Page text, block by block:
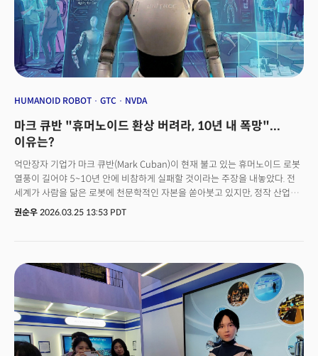
HUMANOID ROBOT GTC NVDA
마크 큐반 "휴머노이드 환상 버려라, 10년 내 폭망"...
이유는?
억만장자 기업가 마크 큐반(Mark Cuban)이 현재 불고 있는 휴머노이드 로봇
열풍이 길어야 5~10년 안에 비참하게 실패할 것이라는 주장을 내놓았다. 전
세계가 사람을 닮은 로봇에 천문학적인 자본을 쏟아붓고 있지만, 정작 산업
현장의 냉정한 현실과 글로벌 빅테크들의 기술 진화 방향은 시장의 기대와
나은 방향이다"고 주장했다. 예를 들어, 물건을 들어 올리고 나를 수 있는
거미나 개미 형태의 로봇이 등장할 수 있다는 것. 집은 팬트리, 냉장고, 세탁기
등을 숨겨 로봇들이 주로 그 공간과 상호작용하도록 설계하고, 실제 생활
공간은 오롯이 사람들을 위해 사용될 것이라는 주장이다. 철저한 경제성에
의거한 주장이다. 큐반은 "로봇은 완전한 형태의 휴머노이드가 아닐 것"이라며
"그 목적에 가장 최적화된 형태가 될 것이다. 로봇에 맞춰 집을 설계하고, 집에
맞춰 로봇을 설계하게 될 것"이라고 덧붙였다. 실제로 100만 대 이상의
권순우 2026.03.25 13:53 PDT